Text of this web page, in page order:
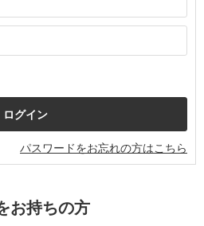
パスワードをお忘れの方はこちら
お持ちの方